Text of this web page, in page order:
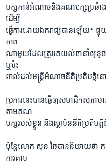
បក្សកាន់អំណាចនិងគណបក្សប្រឆំាង
ដើម្បី
ធ្វើការដោយឯករាជ្យបានឡើយ។ ផ្
ភាព
ណាមួយដែលត្រូវគេយល់ថានាំឲ្យ
ឬប៉ះ
ពាល់ដល់មន្ត្រីអំណាចនីតិប្រតិបត្តិន
ប្រការនេះបានធ្វើឲ្យសមាជិកសភាម
តាមគណ
បក្សរបស់ខ្លួន និងស្ថាប័ននីតិប្រតិបត្
ប៉ុន្តែលោក សុន ឆៃបាននិយាយថា
ការគាប